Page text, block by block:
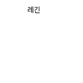
레긴